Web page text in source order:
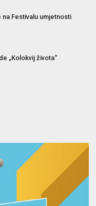
Festivalu umjetnosti
„Kolokvij života“